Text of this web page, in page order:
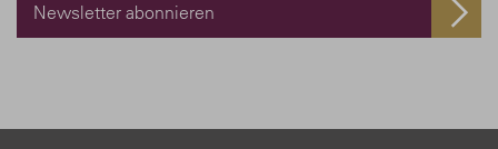
Newsletter abonnieren